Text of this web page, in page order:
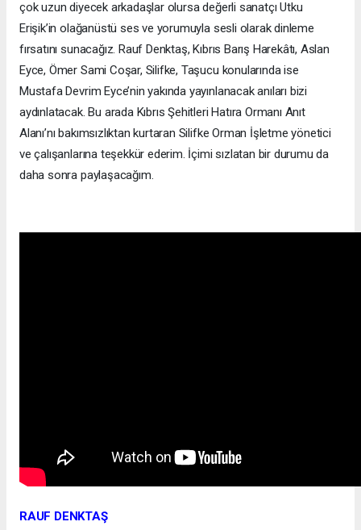
çok uzun diyecek arkadaşlar olursa değerli sanatçı Utku
Erişik’in olağanüstü ses ve yorumuyla sesli olarak dinleme
fırsatını sunacağız. Rauf Denktaş, Kıbrıs Barış Harekâtı, Aslan
Eyce, Ömer Sami Coşar, Silifke, Taşucu konularında ise
Mustafa Devrim Eyce’nin yakında yayınlanacak anıları bizi
aydınlatacak. Bu arada Kıbrıs Şehitleri Hatıra Ormanı Anıt
Alanı’nı bakımsızlıktan kurtaran Silifke Orman İşletme yönetici
ve çalışanlarına teşekkür ederim. İçimi sızlatan bir durumu da
daha sonra paylaşacağım.
RAUF DENKTAŞ